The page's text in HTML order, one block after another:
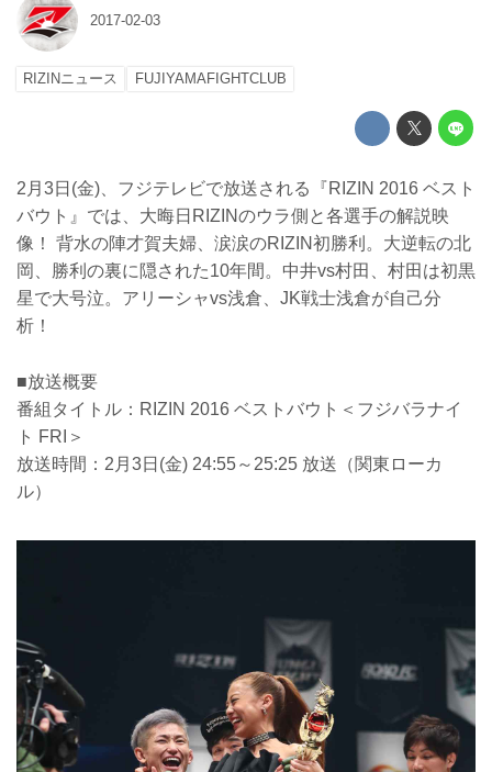
2017-02-03
RIZINニュース FUJIYAMAFIGHTCLUB
2月3日(金)、フジテレビで放送される『RIZIN 2016 ベスト
バウト』では、大晦日RIZINのウラ側と各選手の解説映
像！ 背水の陣才賀夫婦、涙涙のRIZIN初勝利。大逆転の北
岡、勝利の裏に隠された10年間。中井vs村田、村田は初黒
星で大号泣。アリーシャvs浅倉、JK戦士浅倉が自己分
析！
■放送概要
番組タイトル：RIZIN 2016 ベストバウト＜フジバラナイ
ト FRI＞
放送時間：2月3日(金) 24:55～25:25 放送（関東ローカ
ル）